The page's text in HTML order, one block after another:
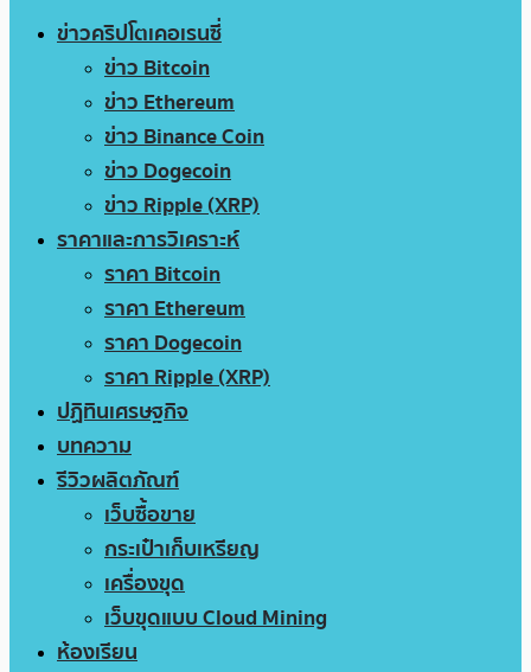
ข่าวคริปโตเคอเรนซี่
ข่าว Bitcoin
ข่าว Ethereum
ข่าว Binance Coin
ข่าว Dogecoin
ข่าว Ripple (XRP)
ราคาและการวิเคราะห์
ราคา Bitcoin
ราคา Ethereum
ราคา Dogecoin
ราคา Ripple (XRP)
ปฏิทินเศรษฐกิจ
บทความ
รีวิวผลิตภัณฑ์
เว็บซื้อขาย
กระเป๋าเก็บเหรียญ
เครื่องขุด
เว็บขุดแบบ Cloud Mining
ห้องเรียน